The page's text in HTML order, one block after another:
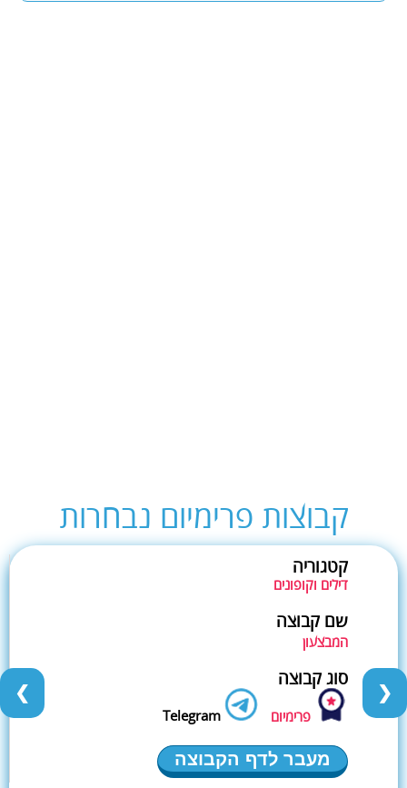
קבוצות פרימיום נבחרות
קטגוריה
דילים וקופונים
שם קבוצה
המבצעון
סוג קבוצה
פרימיום Telegram
מעבר לדף הקבוצה
❮ ❯